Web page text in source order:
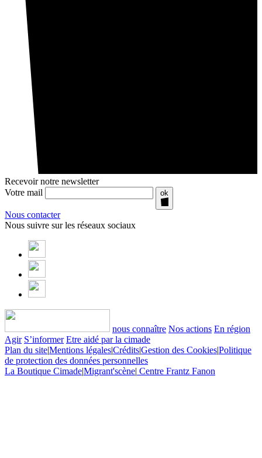
Recevoir notre newsletter
Votre mail
ok
Nous contacter
Nous suivre sur les réseaux sociaux
nous connaître Nos actions En région
Agir S’informer Etre aidé par la cimade
Plan du site|Mentions légales|Crédits|Gestion des Cookies|Politique
de protection des données personnelles
La Boutique Cimade|Migrant'scène| Centre Frantz Fanon